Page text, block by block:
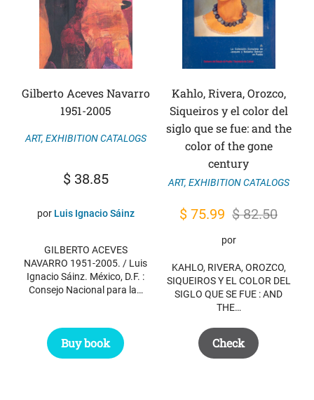
Gilberto Aceves Navarro
1951-2005
ART, EXHIBITION CATALOGS
$38.85
por Luis Ignacio Sáinz
GILBERTO ACEVES
NAVARRO 1951-2005. / Luis
Ignacio Sáinz. México, D.F. :
Consejo Nacional para la…
Buy book
Kahlo, Rivera, Orozco,
Siqueiros y el color del
siglo que se fue: and the
color of the gone
century
ART, EXHIBITION CATALOGS
$82.50
Original
price
$ 82.50.
$ 75.99 Current
price
$ 75.99.
por
KAHLO, RIVERA, OROZCO,
SIQUEIROS Y EL COLOR DEL
SIGLO QUE SE FUE : AND
THE…
Check